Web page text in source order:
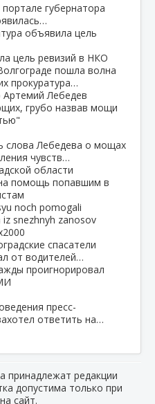
губернатора
объявила цель
пошла волна
прокуратура…
Артемий Лебедев
грубо назвав мощи
слова Лебедева о мощах
чувств…
области
помощь попавшим в
спасатели
от водителей…
проигнорировал
пресс-
ответить на…
принадлежат редакции
допустима только при
сайт.